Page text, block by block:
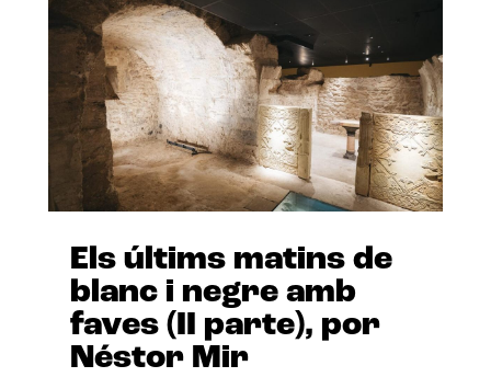
Els últims matins de
blanc i negre amb
faves (II parte), por
Néstor Mir